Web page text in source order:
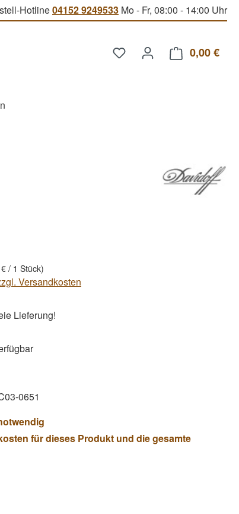
Hotline04152 9249533 Mo - Fr, 08:00 - 14:00 Uhr
Du hast 0 Produkte auf
0,00 €
/ 1 Stück)
Versandkosten
Lieferung!
0651
für dieses Produkt und die gesamte